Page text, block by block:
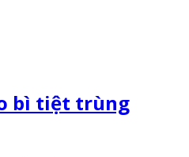
bì tiệt trùng